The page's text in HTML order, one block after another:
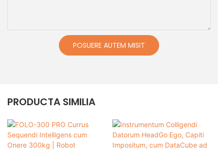
POSUERE AUTEM MISIT
PRODUCTA SIMILIA